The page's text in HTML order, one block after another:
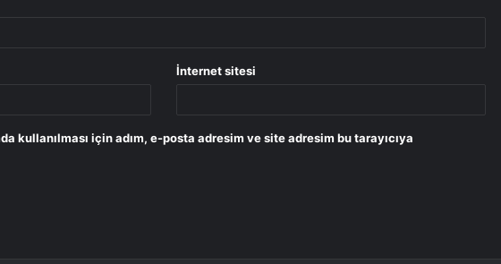
İnternet sitesi
kullanılması için adım, e-posta adresim ve site adresim bu tarayıcıya